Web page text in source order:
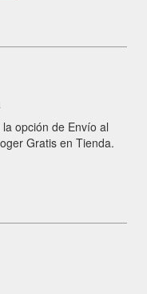
opción de Envío al
Gratis en Tienda.